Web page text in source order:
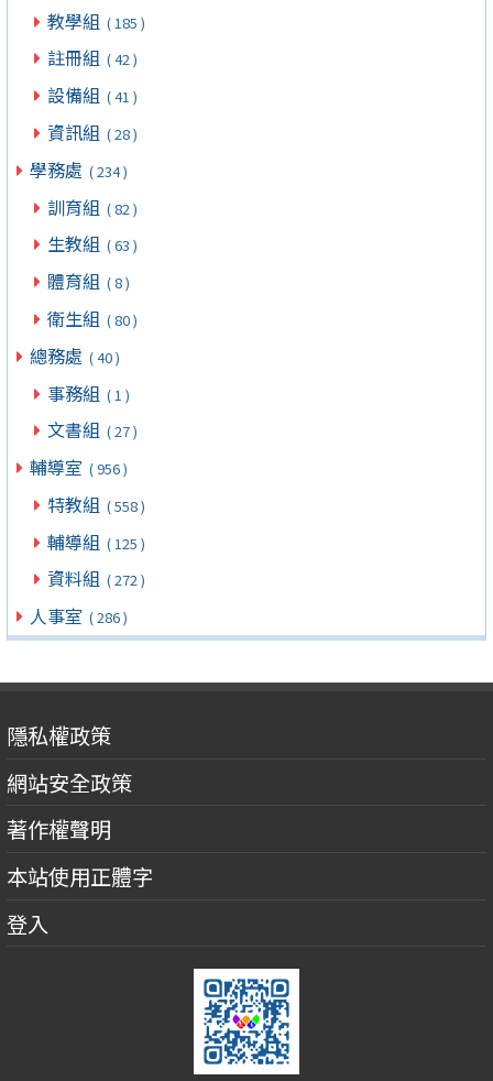
教學組 ( 185 )
註冊組 ( 42 )
設備組 ( 41 )
資訊組 ( 28 )
學務處 ( 234 )
訓育組 ( 82 )
生教組 ( 63 )
體育組 ( 8 )
衛生組 ( 80 )
總務處 ( 40 )
事務組 ( 1 )
文書組 ( 27 )
輔導室 ( 956 )
特教組 ( 558 )
輔導組 ( 125 )
資料組 ( 272 )
人事室 ( 286 )
隱私權政策
網站安全政策
著作權聲明
本站使用正體字
登入